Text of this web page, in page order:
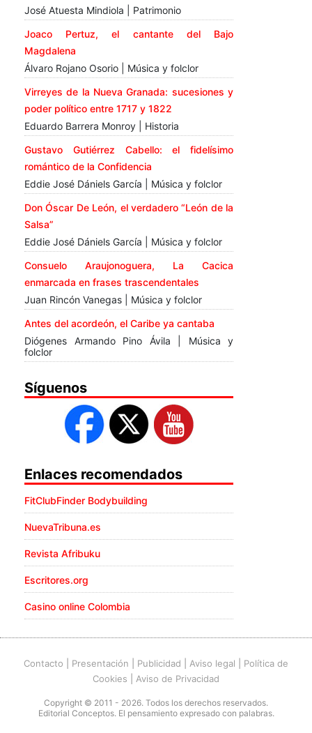
José Atuesta Mindiola | Patrimonio
Joaco Pertuz, el cantante del Bajo
Magdalena
Álvaro Rojano Osorio | Música y folclor
Virreyes de la Nueva Granada: sucesiones y
poder político entre 1717 y 1822
Eduardo Barrera Monroy | Historia
Gustavo Gutiérrez Cabello: el fidelísimo
romántico de la Confidencia
Eddie José Dániels García | Música y folclor
Don Óscar De León, el verdadero “León de la
Salsa”
Eddie José Dániels García | Música y folclor
Consuelo Araujonoguera, La Cacica
enmarcada en frases trascendentales
Juan Rincón Vanegas | Música y folclor
Antes del acordeón, el Caribe ya cantaba
Diógenes Armando Pino Ávila | Música y
folclor
Síguenos
Enlaces recomendados
FitClubFinder Bodybuilding
NuevaTribuna.es
Revista Afribuku
Escritores.org
Casino online Colombia
Contacto Presentación Publicidad Aviso legal
Política de
Cookies
Aviso de Privacidad
Copyright © 2011 - 2026. Todos los derechos reservados.
Editorial Conceptos. El pensamiento expresado con palabras.